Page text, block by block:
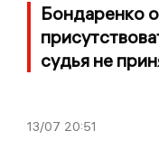
Бондаренко
судья не
13/07 20:51